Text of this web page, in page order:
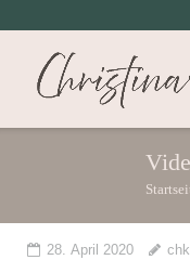
28. April 2020